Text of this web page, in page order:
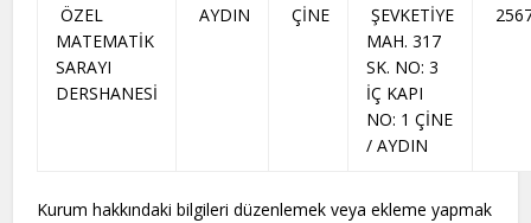
ÖZEL
MATEMATİK
SARAYI
DERSHANESİ
AYDIN ÇİNE
ŞEVKETİYE
MAH. 317
SK. NO: 3
İÇ KAPI
NO: 1 ÇİNE
/ AYDIN
Kurum hakkındaki bilgileri düzenlemek veya ekleme yapmak